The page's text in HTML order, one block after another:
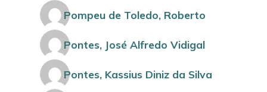
Pompeu de Toledo, Roberto
Pontes, José Alfredo Vidigal
Pontes, Kassius Diniz da Silva